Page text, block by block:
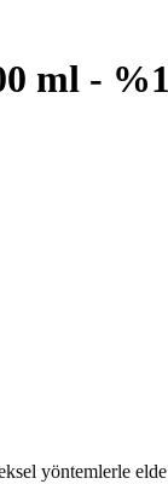
ml -
yöntemlerle